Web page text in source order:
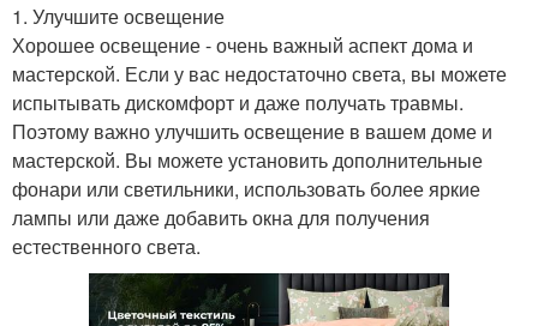
1. Улучшите освещение
Хорошее освещение - очень важный аспект дома и
мастерской. Если у вас недостаточно света, вы можете
испытывать дискомфорт и даже получать травмы.
Поэтому важно улучшить освещение в вашем доме и
мастерской. Вы можете установить дополнительные
фонари или светильники, использовать более яркие
лампы или даже добавить окна для получения
естественного света.